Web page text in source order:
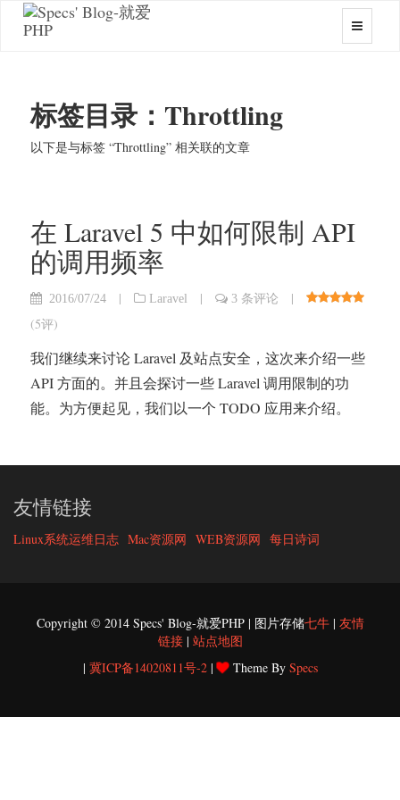
标签目录：Throttling
以下是与标签 “Throttling” 相关联的文章
在 Laravel 5 中如何限制 API
的调用频率
2016/07/24 | Laravel | 3 条评论
|
(5评)
我们继续来讨论 Laravel 及站点安全，这次来介绍一些
API 方面的。并且会探讨一些 Laravel 调用限制的功
能。为方便起见，我们以一个 TODO 应用来介绍。
友情链接
Linux系统运维日志 Mac资源网 WEB资源网 每日诗词
Copyright © 2014 Specs' Blog-就爱PHP | 图片存储七牛| 友情
链接| 站点地图
| 冀ICP备14020811号-2| Theme By Specs